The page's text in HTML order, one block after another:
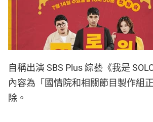
自稱出演 SBS Plus 綜藝《我是
內容為「國情院和相關節目製作組
除。